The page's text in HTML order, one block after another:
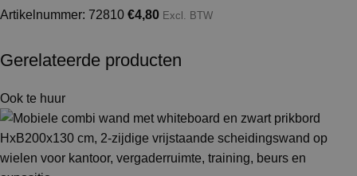
Artikelnummer: 72810 €4,80 Excl. BTW
Gerelateerde producten
Ook te huur